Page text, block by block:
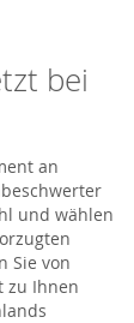
bei
an
und wählen
Sie von
zu Ihnen